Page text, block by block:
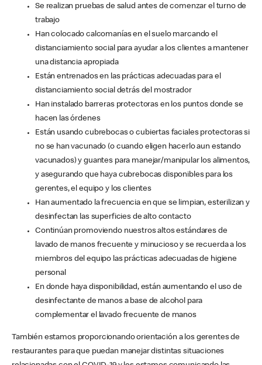
Se realizan pruebas de salud antes de comenzar el turno de
trabajo
Han colocado calcomanías en el suelo marcando el
distanciamiento social para ayudar a los clientes a mantener
una distancia apropiada
Están entrenados en las prácticas adecuadas para el
distanciamiento social detrás del mostrador
Han instalado barreras protectoras en los puntos donde se
hacen las órdenes
Están usando cubrebocas o cubiertas faciales protectoras si
no se han vacunado (o cuando eligen hacerlo aun estando
vacunados) y guantes para manejar/manipular los alimentos,
y asegurando que haya cubrebocas disponibles para los
gerentes, el equipo y los clientes
Han aumentado la frecuencia en que se limpian, esterilizan y
desinfectan las superficies de alto contacto
Continúan promoviendo nuestros altos estándares de
lavado de manos frecuente y minucioso y se recuerda a los
miembros del equipo las prácticas adecuadas de higiene
personal
En donde haya disponibilidad, están aumentando el uso de
desinfectante de manos a base de alcohol para
complementar el lavado frecuente de manos
También estamos proporcionando orientación a los gerentes de
restaurantes para que puedan manejar distintas situaciones